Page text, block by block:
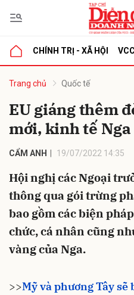
CHÍNH TRỊ - XÃ HỘI VCCI
Trang chủ Quốc tế
EU giáng thêm
mới, kinh tế
CẨM ANH 19/07/2022 14:35
Hội nghị các Ngoại
thông qua gói trừng
bao gồm các biện
chức, cá nhân cũng
vàng của Nga.
>>Mỹ và phương Tây
luận